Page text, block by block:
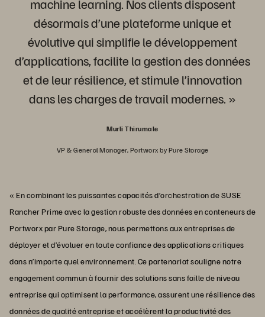
machine learning. Nos clients disposent
désormais d’une plateforme unique et
évolutive qui simplifie le développement
d’applications, facilite la gestion des données
et de leur résilience, et stimule l’innovation
dans les charges de travail modernes. »
Murli Thirumale
VP & General Manager, Portworx by Pure Storage
« En combinant les puissantes capacités d’orchestration de SUSE
Rancher Prime avec la gestion robuste des données en conteneurs de
Portworx par Pure Storage, nous permettons aux entreprises de
déployer et d’évoluer en toute confiance des applications critiques
dans n’importe quel environnement. Ce partenariat souligne notre
engagement commun à fournir des solutions sans faille de niveau
entreprise qui optimisent la performance, assurent une résilience des
données de qualité entreprise et accélèrent la productivité des